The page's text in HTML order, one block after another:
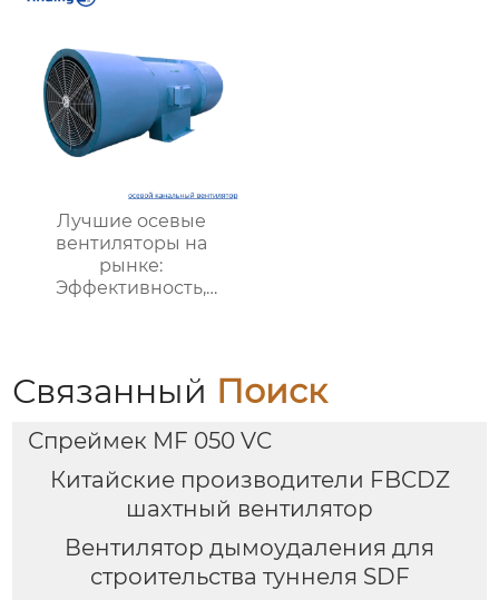
Лучшие осевые
вентиляторы на
рынке:
Эффективность,
Связанный Поиск
Спреймек MF 050 VC
Китайские производители FBCDZ
шахтный вентилятор
Вентилятор дымоудаления для
строительства туннеля SDF